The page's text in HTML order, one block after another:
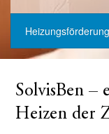
Heizungsförderung
SolvisBen –
Heizen der